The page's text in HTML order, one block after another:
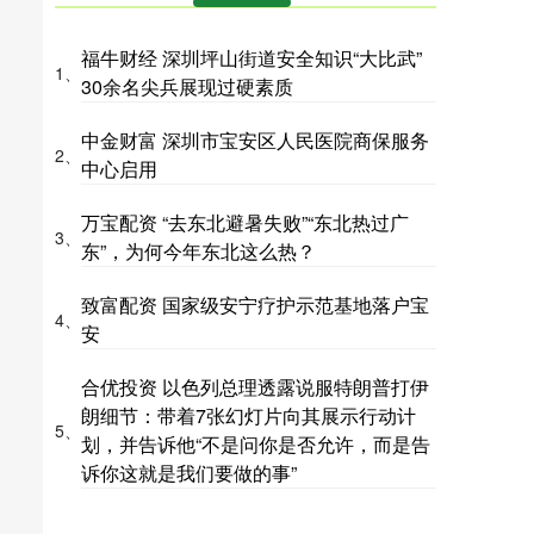
1、
福牛财经 深圳坪山街道安全知识“大比武”
30余名尖兵展现过硬素质
2、
中金财富 深圳市宝安区人民医院商保服务
中心启用
3、
万宝配资 “去东北避暑失败”“东北热过广
东”，为何今年东北这么热？
4、
致富配资 国家级安宁疗护示范基地落户宝
安
5、
合优投资 以色列总理透露说服特朗普打伊
朗细节：带着7张幻灯片向其展示行动计
划，并告诉他“不是问你是否允许，而是告
诉你这就是我们要做的事”